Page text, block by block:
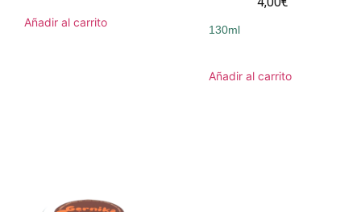
Añadir al carrito
130ml
Añadir al carrito